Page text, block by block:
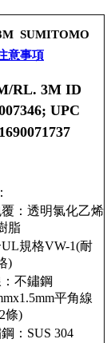
SUMITOMO
意事項
RL. 3M ID
UPC
覆：透明氯化乙烯
脂
UL規格VW-1(耐
)
：不鏽鋼
平角線
條)
鋼：SUS 304